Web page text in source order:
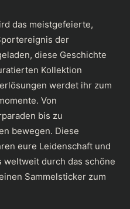
das meistgefeierte,
der
diese Geschichte
Kollektion
werdet ihr zum
Von
bis zu
bewegen. Diese
eure Leidenschaft und
durch das schöne
Sammelsticker zum